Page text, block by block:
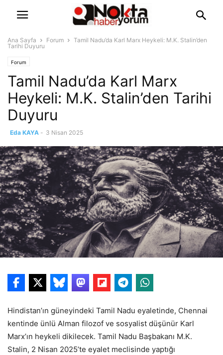
Ana Sayfa Forum
Tamil Nadu’da Karl Marx Heykeli: M.K. Stalin’den
Tarihi Duyuru
Forum
Tamil Nadu’da Karl Marx
Heykeli: M.K. Stalin’den Tarihi
Duyuru
Eda KAYA - 3 Nisan 2025
Hindistan’ın güneyindeki Tamil Nadu eyaletinde, Chennai
kentinde ünlü Alman filozof ve sosyalist düşünür Karl
Marx’ın heykeli dikilecek. Tamil Nadu Başbakanı M.K.
Stalin, 2 Nisan 2025’te eyalet meclisinde yaptığı